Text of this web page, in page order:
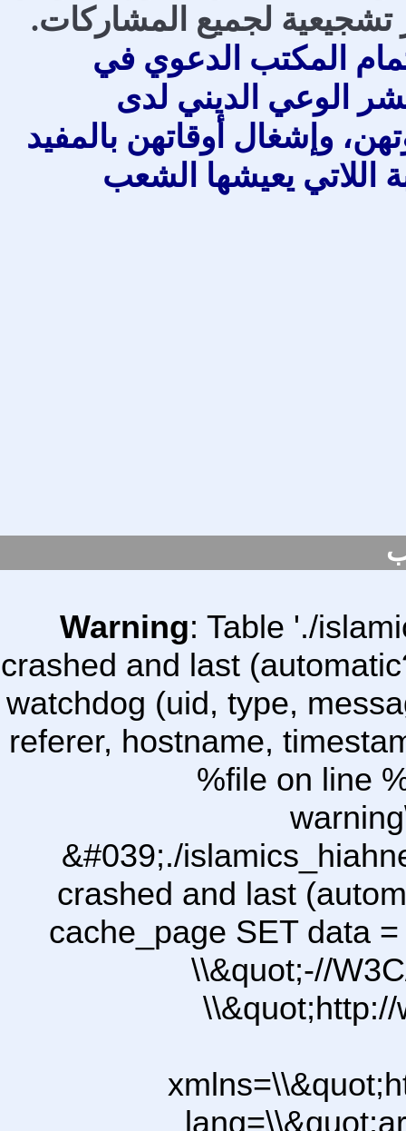
تشجيعية لجميع المشاركات.
المكتب الدعوي في
الوعي الديني لدى
وإشغال أوقاتهن بالمفيد
يعيشها الشعب
Warning: Table './
crashed and last
watchdog (uid, type,
referer, hostname,
%file on line
&#039;./
crashed and last
cache_page SET data
\\&quot;-//